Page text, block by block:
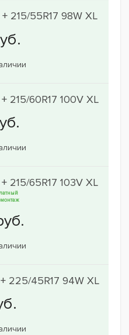
215/55R17 98W XL
215/60R17 100V XL
215/65R17 103V XL
225/45R17 94W XL